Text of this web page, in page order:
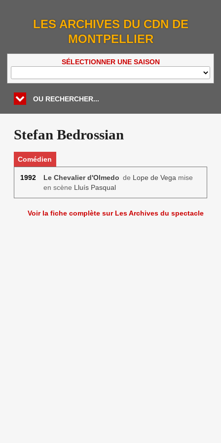
LES ARCHIVES DU CDN DE
MONTPELLIER
SÉLECTIONNER UNE SAISON
OU RECHERCHER...
Stefan Bedrossian
Comédien
1992 Le Chevalier d'Olmedo de Lope de Vega mise
en scène Lluís Pasqual
Voir la fiche complète sur Les Archives du spectacle